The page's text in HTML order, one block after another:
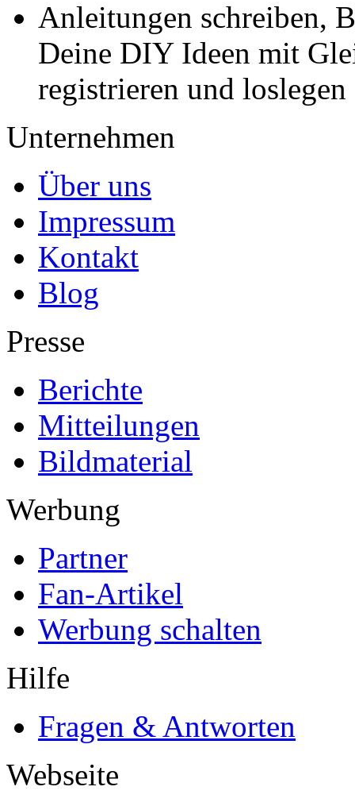
Anleitungen schreiben,
Deine DIY Ideen mit
registrieren und loslegen
Unternehmen
Über uns
Impressum
Kontakt
Blog
Presse
Berichte
Mitteilungen
Bildmaterial
Werbung
Partner
Fan-Artikel
Werbung schalten
Hilfe
Fragen & Antworten
Webseite